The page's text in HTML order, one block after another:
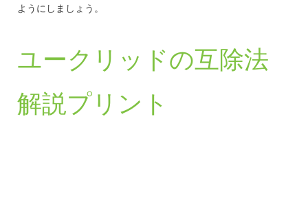
ようにしましょう。
ユークリッドの互除法
解説プリント